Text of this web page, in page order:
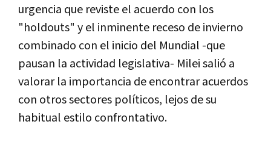
urgencia que reviste el acuerdo con los
"holdouts" y el inminente receso de invierno
combinado con el inicio del Mundial -que
pausan la actividad legislativa- Milei salió a
valorar la importancia de encontrar acuerdos
con otros sectores políticos, lejos de su
habitual estilo confrontativo.